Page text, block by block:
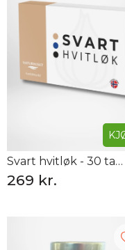
bedre
Våre kosttilskudd
høyeste kvalitet, og er
Svart hvitløk - 30 tabletter
269 kr.